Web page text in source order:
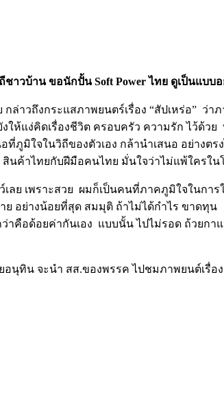
าวบ้าน ขอนักปั้น Soft Power ไทย ดูเป็นแบบอ
วถึงกระแสภาพยนตร์เรื่อง “สัปเหร่อ” ว่า
ห้แง่คิดเรื่องชีวิต ครอบครัว ความรัก ไว้ด้ว
มิใจในวิถีของตัวเอง กล้านำเสนอ อย่างต
สินค้าไทยกับฝีมือคนไทย มั่นใจว่าไม่แพ้ใครใน
เลย เพราะสวย ผมก็เป็นคนที่ภาคภูมิใจในก
อย่างน้อยที่สุด สมมุติ ถ้าไม่ได้กำไร ขาดทุ
าคือด้อยค่ากันเอง แบบนั้น ไปไม่รอด ถ้วยก
นุทิน จะนำ สส.ของพรรค ไปชมภาพยนต์เรื่